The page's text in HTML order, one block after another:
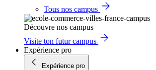
Tous nos campus
Découvre nos campus
Visite ton futur campus
Expérience pro
Expérience pro